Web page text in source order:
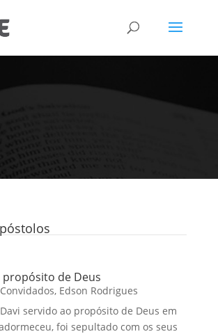
de Deus
Convidados, Edson Rodrigues
servido ao propósito de Deus em
foi sepultado com os seus